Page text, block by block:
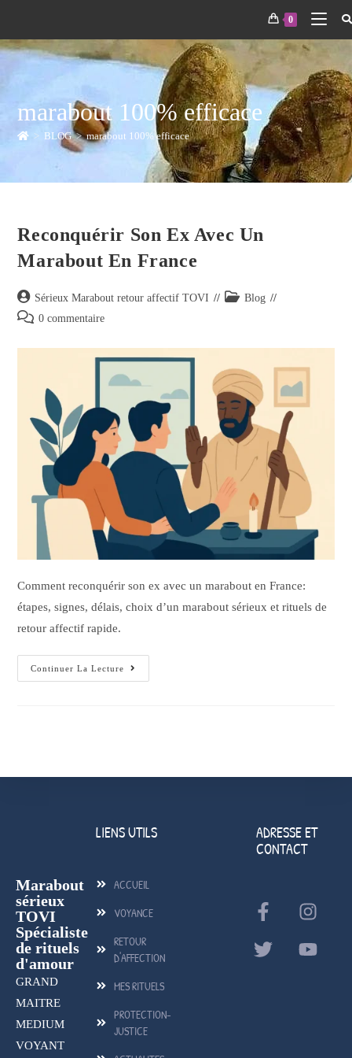
0
marabout 100% efficace
> BLOG > marabout 100% efficace
Reconquérir Son Ex Avec Un
Marabout En France
Sérieux Marabout retour affectif TOVI
Blog
0 commentaire
Comment reconquérir son ex avec un marabout en France:
étapes, signes, délais, choix d’un marabout sérieux et rituels de
retour affectif rapide.
Continuer La Lecture
Marabout
sérieux
TOVI
Spécialiste
de rituels
d'amour
GRAND
MAITRE
MEDIUM
VOYANT
LIENS UTILS
ACCUEIL
VOYANCE
RETOUR
D'AFFECTION
MES RITUELS
PROTECTION-
JUSTICE
ADRESSE ET
CONTACT